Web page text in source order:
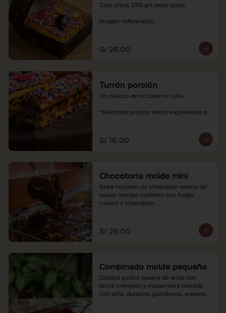
Caja chica 250 grs peso aprox
Imagen referencial
soles e incluyen impuestos de ley y
recargo al consumo.
S/ 28.00
Turrón porción
Un clásico de octubre en julio.
*Nuestros precios están expresados en
S/ 16.00
Chocotorta molde mini
Keke húmedo de chocolate relleno de
suave manjar, cubierto con fudge
casero y chocolate.
soles e incluyen impuestos de ley y
recargo al consumo. Imagenes
S/ 26.00
Combinado molde pequeño
Clásico postre casero de arroz con
leche cremoso y mazamorra morada
con piña, durazno, guindones, orejones